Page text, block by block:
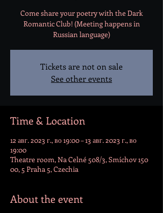
Come share your poetry with the Dark
Romantic Club! (Meeting happens in
Russian language)
Tickets are not on sale
See other events
Time & Location
12 авг. 2023 г., во 19:00 – 13 авг. 2023 г., во
19:00
Theatre room, Na Celné 508/3, Smíchov 150
00, 5 Praha 5, Czechia
About the event